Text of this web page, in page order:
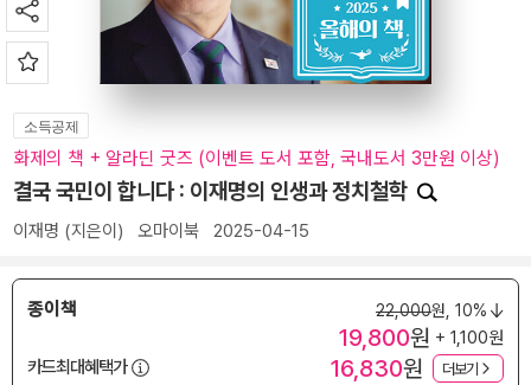
소득공제
화제의 책 + 알라딘 굿즈 (이벤트 도서 포함, 국내도서 3만원 이상)
결국 국민이 합니다 : 이재명의 인생과 정치철학
이재명 (지은이) 오마이북 2025-04-15
종이책 22,000원, 10%
19,800원 + 1,100원
카드최대혜택가
16,830원 더보기